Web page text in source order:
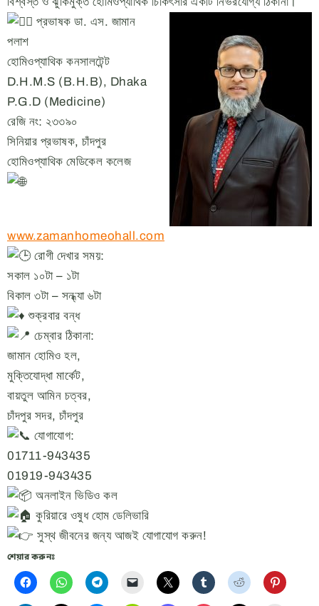
প্রভাষক ডা. এস. জামান
পলাশ
হোমিওপ্যাথিক কনসালটেন্ট
D.H.M.S (B.H.B), Dhaka
P.G.D (Medicine)
রেজি নং: ২৩৩৯০
সিনিয়ার প্রভাষক, চাঁদপুর
হোমিওপ্যাথিক মেডিকেল কলেজ
www.zamanhomeohall.com
রোগী দেখার সময়:
সকাল ১০টা – ১টা
বিকাল ৩টা – সন্ধ্যা ৬টা
শুক্রবার বন্ধ
চেম্বার ঠিকানা:
জামান হোমিও হল,
মুক্তিযোদ্ধা মার্কেট,
বায়তুল আমিন চত্বর,
চাঁদপুর সদর, চাঁদপুর
যোগাযোগ:
01711-943435
01919-943435
অনলাইন ভিডিও কল
কুরিয়ারে ওষুধ হোম ডেলিভারি
সুস্থ জীবনের জন্য আজই যোগাযোগ করুন!
শেয়ার করুনঃ